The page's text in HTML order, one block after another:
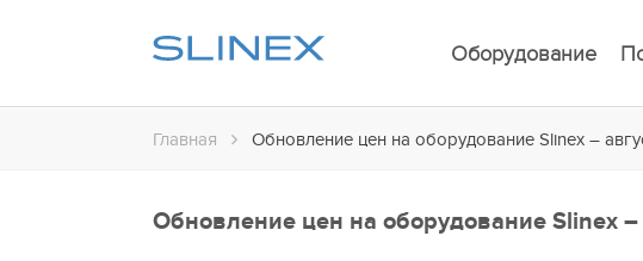
Оборудование
Главная Обновление цен на оборудование Slinex –
Обновление цен на оборудование Slinex –